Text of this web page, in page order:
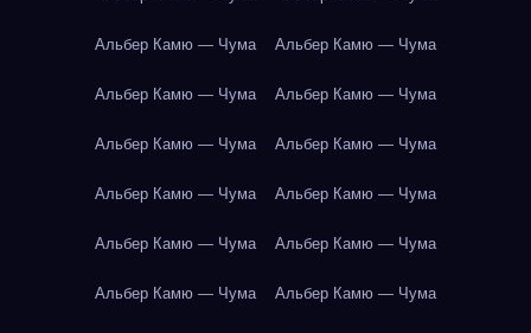
Альбер Камю — Чума Альбер Камю — Чума
Альбер Камю — Чума Альбер Камю — Чума
Альбер Камю — Чума Альбер Камю — Чума
Альбер Камю — Чума Альбер Камю — Чума
Альбер Камю — Чума Альбер Камю — Чума
Альбер Камю — Чума Альбер Камю — Чума